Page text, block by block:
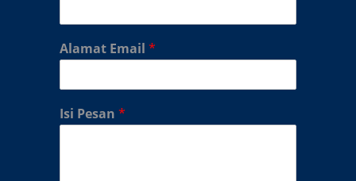
Alamat Email *
Isi Pesan *